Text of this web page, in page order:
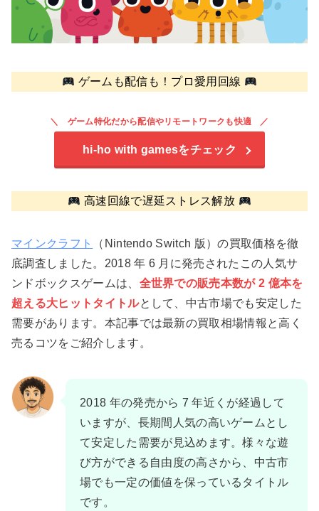
ゲームも配信も！プロ愛用回線
ゲーム特化だから配信やリモートワークも快適
hi-ho with gamesをチェック
高速回線で遅延ストレス解放
マインクラフト
（Nintendo Switch 版）の買取価格を徹
底調査しました。2018 年 6 月に発売されたこの人気サ
ンドボックスゲームは、 全世界での販売本数が 2 億本を
超える大ヒットタイトルとして、中古市場でも安定した
需要があります。本記事では最新の買取相場情報と高く
売るコツをご紹介します。
2018 年の発売から 7 年近くが経過して
いますが、長期間人気の高いゲームとし
て安定した需要が見込めます。様々な遊
び方ができる自由度の高さから、中古市
場でも一定の価値を保っているタイトル
です。